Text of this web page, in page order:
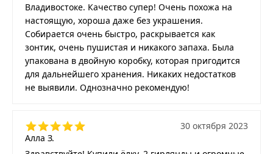
Владивостоке. Качество супер! Очень похожа на
настоящую, хороша даже без украшения.
Собирается очень быстро, раскрывается как
зонтик, очень пушистая и никакого запаха. Была
упакована в двойную коробку, которая пригодится
для дальнейшего хранения. Никаких недостатков
не выявили. Однозначно рекомендую!
Алла З.
30 октября 2023